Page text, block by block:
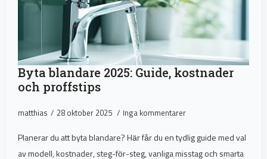
Byta blandare 2025: Guide, kostnader
och proffstips
matthias 28 oktober 2025 Inga kommentarer
Planerar du att byta blandare? Här får du en tydlig guide med val
av modell, kostnader, steg-för-steg, vanliga misstag och smarta